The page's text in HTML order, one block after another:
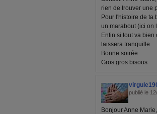
rien de trouver une
Pour l'histoire de ta
un marabout (ici on
Enfin si tout va
laissera tranquille
Bonne soirée
Gros gros bisous
publié le
Bonjour Anne